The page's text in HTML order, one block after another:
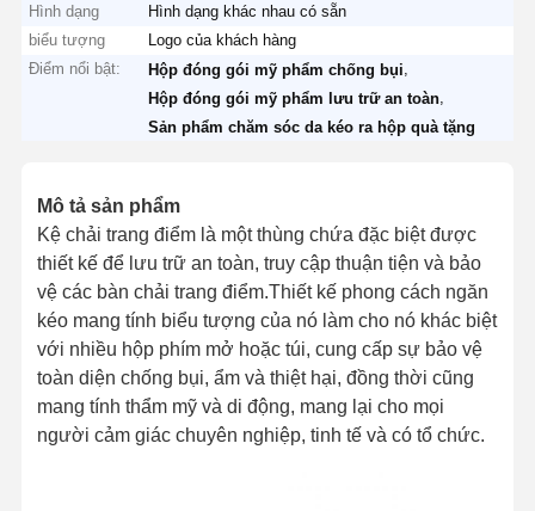
Hình dạng
Hình dạng khác nhau có sẵn
biểu tượng
Logo của khách hàng
Điểm nổi bật:
Hộp đóng gói mỹ phẩm chống bụi
Hộp đóng gói mỹ phẩm lưu trữ an toàn
Sản phẩm chăm sóc da kéo ra hộp quà tặng
Mô tả sản phẩm
Kệ chải trang điểm là một thùng chứa đặc biệt được
thiết kế để lưu trữ an toàn, truy cập thuận tiện và bảo
vệ các bàn chải trang điểm.Thiết kế phong cách ngăn
kéo mang tính biểu tượng của nó làm cho nó khác biệt
với nhiều hộp phím mở hoặc túi, cung cấp sự bảo vệ
toàn diện chống bụi, ẩm và thiệt hại, đồng thời cũng
mang tính thẩm mỹ và di động, mang lại cho mọi
người cảm giác chuyên nghiệp, tinh tế và có tổ chức.